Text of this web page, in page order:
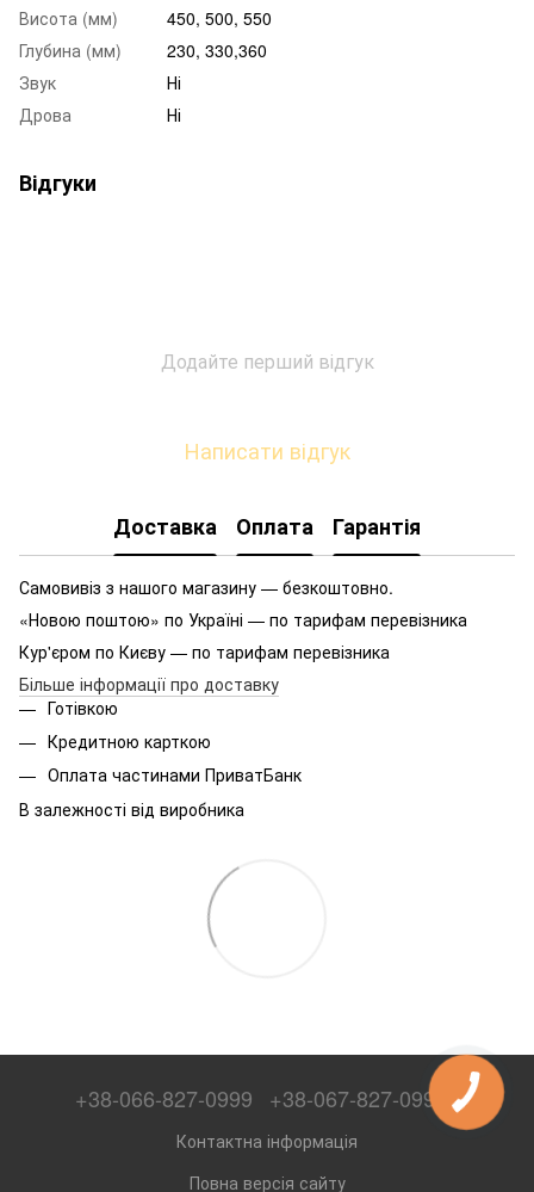
Висота (мм)
450, 500, 550
Глубина (мм)
230, 330,360
Звук
Ні
Дрова
Ні
Відгуки
Додайте перший відгук
Написати відгук
Доставка Оплата Гарантія
Самовивіз з нашого магазину — безкоштовно.
«Новою поштою» по Україні — по тарифам перевізника
Кур'єром по Києву — по тарифам перевізника
Більше інформації про доставку
Готівкою
Кредитною карткою
Оплата частинами ПриватБанк
В залежності від виробника
+38-066-827-0999 +38-067-827-0999
Контактна інформація
Повна версія сайту